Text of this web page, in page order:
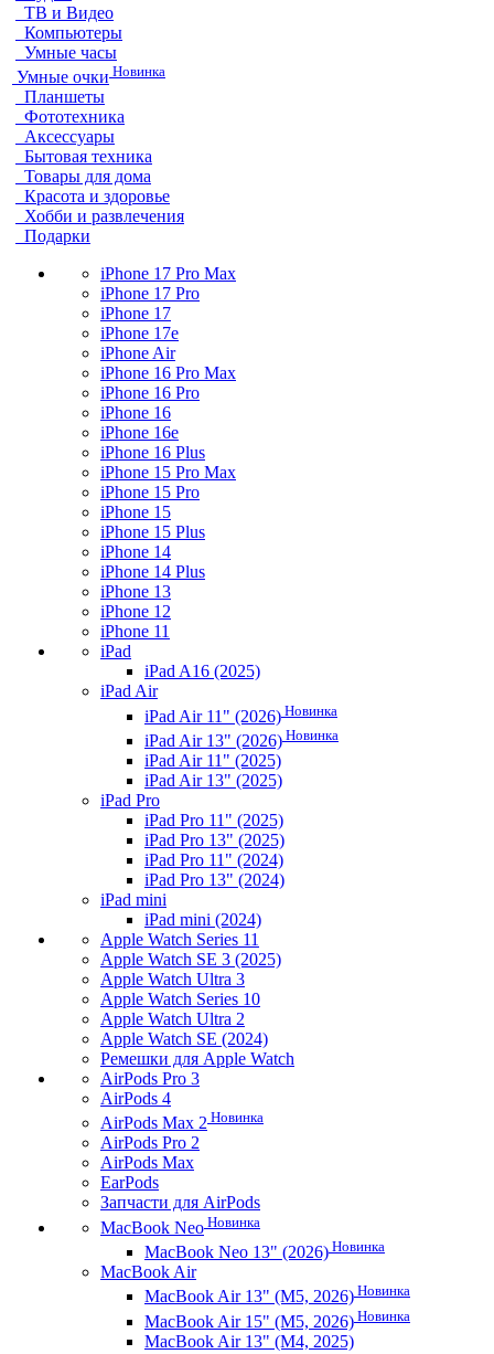
ТВ и Видео
Компьютеры
Умные часы
Умные очки Новинка
Планшеты
Фототехника
Аксессуары
Бытовая техника
Товары для дома
Красота и здоровье
Хобби и развлечения
Подарки
iPhone 17 Pro Max
iPhone 17 Pro
iPhone 17
iPhone 17e
iPhone Air
iPhone 16 Pro Max
iPhone 16 Pro
iPhone 16
iPhone 16e
iPhone 16 Plus
iPhone 15 Pro Max
iPhone 15 Pro
iPhone 15
iPhone 15 Plus
iPhone 14
iPhone 14 Plus
iPhone 13
iPhone 12
iPhone 11
iPad
iPad A16 (2025)
iPad Air
iPad Air 11" (2026) Новинка
iPad Air 13" (2026) Новинка
iPad Air 11" (2025)
iPad Air 13" (2025)
iPad Pro
iPad Pro 11" (2025)
iPad Pro 13" (2025)
iPad Pro 11" (2024)
iPad Pro 13" (2024)
iPad mini
iPad mini (2024)
Apple Watch Series 11
Apple Watch SE 3 (2025)
Apple Watch Ultra 3
Apple Watch Series 10
Apple Watch Ultra 2
Apple Watch SE (2024)
Ремешки для Apple Watch
AirPods Pro 3
AirPods 4
AirPods Max 2 Новинка
AirPods Pro 2
AirPods Max
EarPods
Запчасти для AirPods
MacBook Neo Новинка
MacBook Neo 13" (2026) Новинка
MacBook Air
MacBook Air 13" (M5, 2026) Новинка
MacBook Air 15" (M5, 2026) Новинка
MacBook Air 13" (M4, 2025)